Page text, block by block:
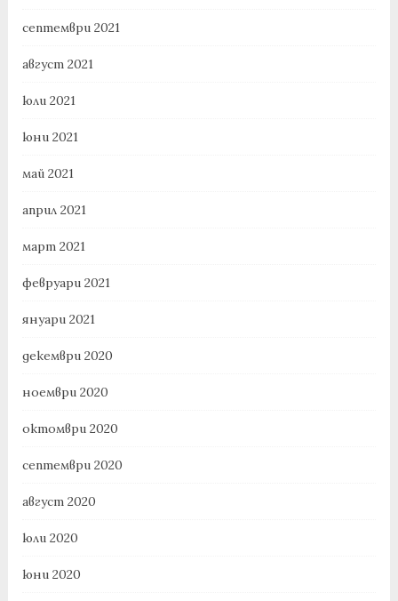
септември 2021
август 2021
юли 2021
юни 2021
май 2021
април 2021
март 2021
февруари 2021
януари 2021
декември 2020
ноември 2020
октомври 2020
септември 2020
август 2020
юли 2020
юни 2020